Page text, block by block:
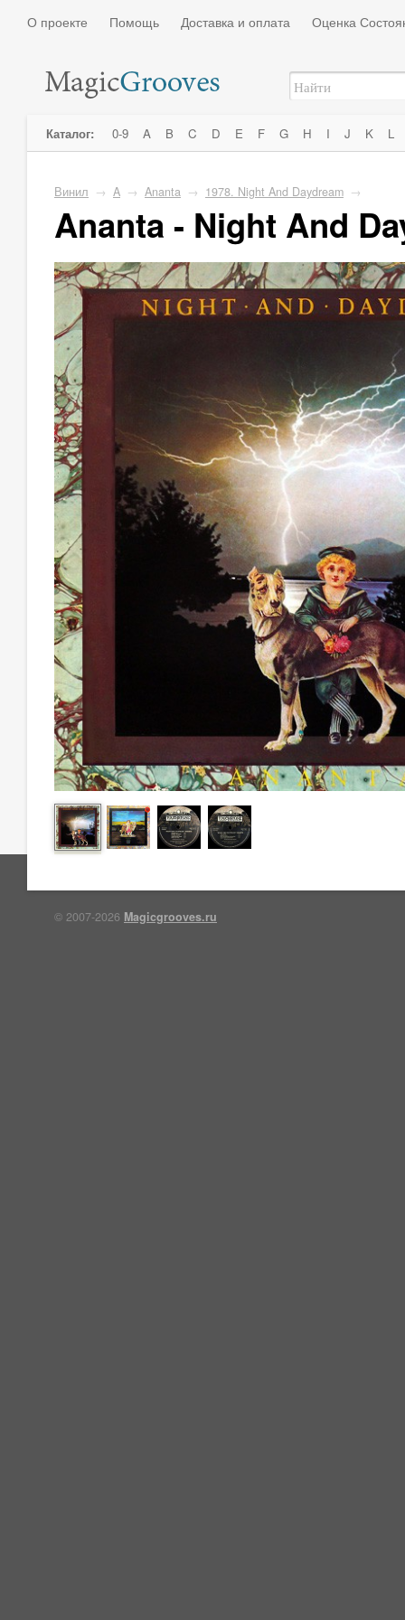
О проекте Помощь Доставка и оплата Оценка
Каталог: 0-9 A B C D E F G H I J K L
Винил → A → Ananta → 1978. Night And Daydream →
Ananta - Night And
© 2007-2026 Magicgrooves.ru